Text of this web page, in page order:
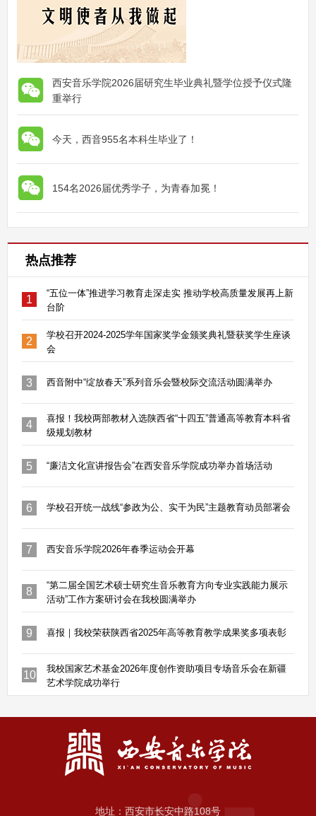
西安音乐学院2026届研究生毕业典礼暨学位授予仪式隆
重举行
今天，西音955名本科生毕业了！
154名2026届优秀学子，为青春加冕！
热点推荐
1
“五位一体”推进学习教育走深走实 推动学校高质量发展再上新
台阶
2
学校召开2024-2025学年国家奖学金颁奖典礼暨获奖学生座谈
会
3 西音附中“绽放春天”系列音乐会暨校际交流活动圆满举办
4
喜报！我校两部教材入选陕西省“十四五”普通高等教育本科省
级规划教材
5 “廉洁文化宣讲报告会”在西安音乐学院成功举办首场活动
6 学校召开统一战线“参政为公、实干为民”主题教育动员部署会
7 西安音乐学院2026年春季运动会开幕
8
“第二届全国艺术硕士研究生音乐教育方向专业实践能力展示
活动”工作方案研讨会在我校圆满举办
9 喜报｜我校荣获陕西省2025年高等教育教学成果奖多项表彰
10
我校国家艺术基金2026年度创作资助项目专场音乐会在新疆
艺术学院成功举行
地址：西安市长安中路108号